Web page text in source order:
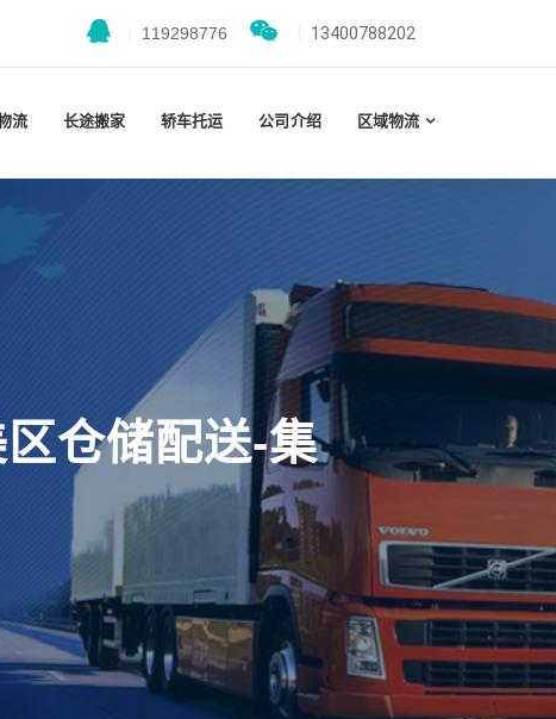
119298776 13400788202
流 长途搬家 轿车托运 公司介绍 区域物流
仓储配送-集